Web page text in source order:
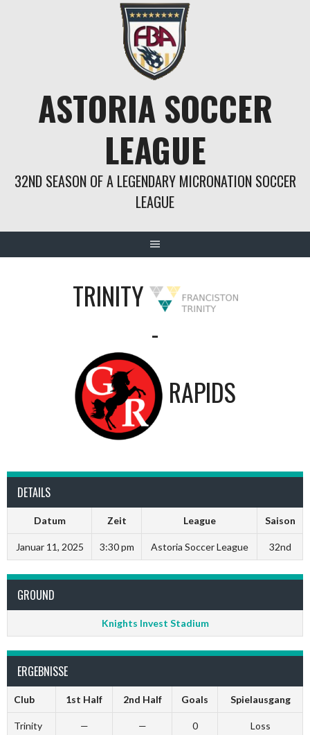
ASTORIA SOCCER
LEAGUE
32ND SEASON OF A LEGENDARY MICRONATION SOCCER
LEAGUE
TRINITY
-
RAPIDS
DETAILS
Datum Zeit League Saison
Januar 11, 2025 3:30 pm Astoria Soccer League 32nd
GROUND
Knights Invest Stadium
ERGEBNISSE
Club 1st Half 2nd Half Goals Spielausgang
Trinity — — 0 Loss